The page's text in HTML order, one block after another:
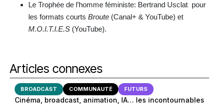
Le Trophée de l’homme féministe: Bertrand Usclat pour
les formats courts Broute(Canal+ & YouTube) et
M.O.I.T.I.E.S(YouTube).
Articles connexes
BROADCAST COMMUNAUTÉ FUTURS
Cinéma, broadcast, animation, IA… les incontournables